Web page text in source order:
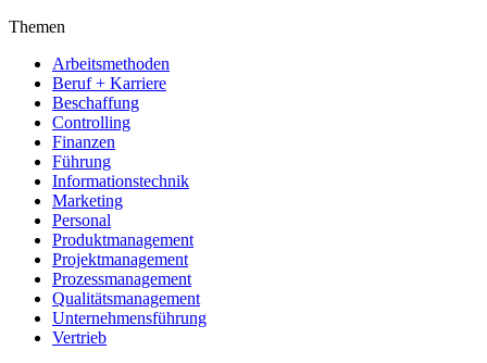
Themen
Arbeitsmethoden
Beruf + Karriere
Beschaffung
Controlling
Finanzen
Führung
Informationstechnik
Marketing
Personal
Produktmanagement
Projektmanagement
Prozessmanagement
Qualitätsmanagement
Unternehmensführung
Vertrieb